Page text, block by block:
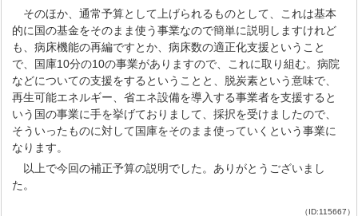
そのほか、通常予算として上げられるものとして、これは基本
的に国の基金をそのまま使う事業なので簡単に説明しますけれど
も、病床機能の再編ですとか、病床数の適正化支援ということ
で、国庫10分の10の事業がありますので、これに取り組む。病院
などについての支援をするということと、脱炭素という意味で、
再生可能エネルギー、省エネ設備を導入する事業者を支援すると
いう国の事業に手を挙げておりまして、採択を受けましたので、
そういったものに対して国庫をそのまま使っていくという事業に
なります。
以上で今回の補正予算の説明でした。ありがとうございまし
た。
（ID:115667）